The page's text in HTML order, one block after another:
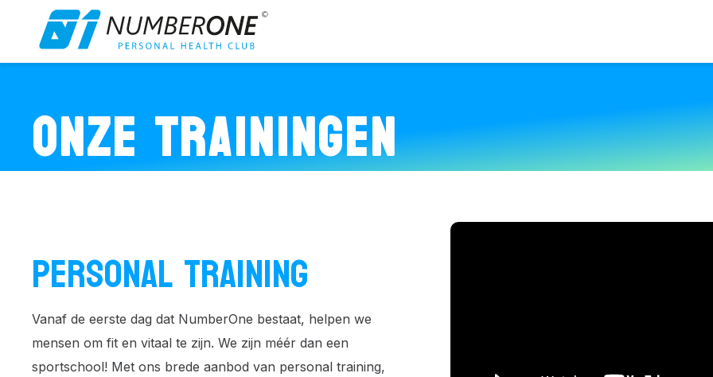
ONZE TRAININGEN
PERSONAL TRAINING
Vanaf de eerste dag dat NumberOne bestaat, helpen we
mensen om fit en vitaal te zijn. We zijn méér dan een
sportschool! Met ons brede aanbod van personal training,